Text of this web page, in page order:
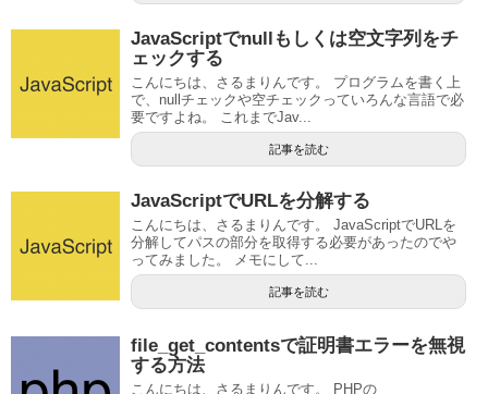
JavaScriptでnullもしくは空文字列をチ
ェックする
こんにちは、さるまりんです。 プログラムを書く上
で、nullチェックや空チェックっていろんな言語で必
要ですよね。 これまでJav...
記事を読む
JavaScriptでURLを分解する
こんにちは、さるまりんです。 JavaScriptでURLを
分解してパスの部分を取得する必要があったのでや
ってみました。 メモにして...
記事を読む
file_get_contentsで証明書エラーを無視
する方法
こんにちは、さるまりんです。 PHPの